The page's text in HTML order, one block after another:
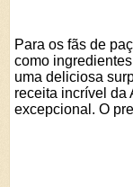
Para os fãs de
como
uma deliciosa
receita incrível da
excepcional. O